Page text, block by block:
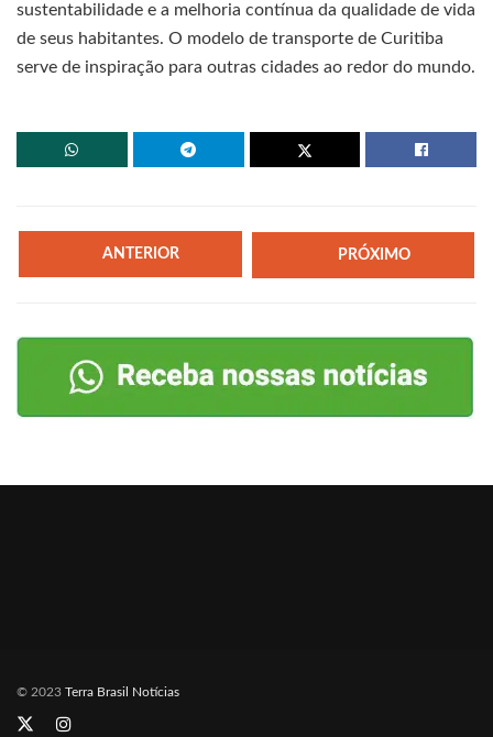
sustentabilidade e a melhoria contínua da qualidade de vida
de seus habitantes. O modelo de transporte de Curitiba
serve de inspiração para outras cidades ao redor do mundo.
ANTERIOR PRÓXIMO
© 2023 Terra Brasil Notícias